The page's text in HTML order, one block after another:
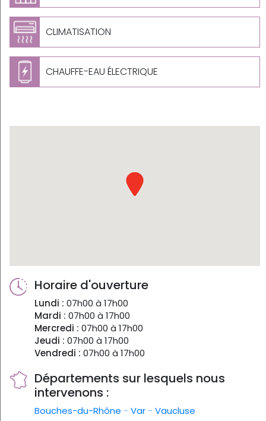
CLIMATISATION
CHAUFFE-EAU ÉLECTRIQUE
Horaire d'ouverture
Lundi : 07h00 à 17h00
Mardi : 07h00 à 17h00
Mercredi : 07h00 à 17h00
Jeudi : 07h00 à 17h00
Vendredi : 07h00 à 17h00
Départements sur lesquels nous
intervenons :
Bouches-du-Rhône - Var - Vaucluse